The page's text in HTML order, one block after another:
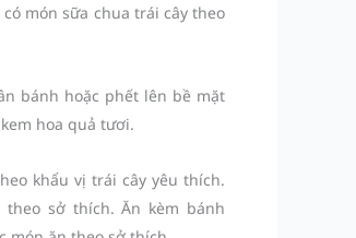
món sữa chua trái cây theo
bánh hoặc phết lên bề mặt
hoa quả tươi.
khẩu vị trái cây yêu thích.
theo sở thích. Ăn kèm bánh